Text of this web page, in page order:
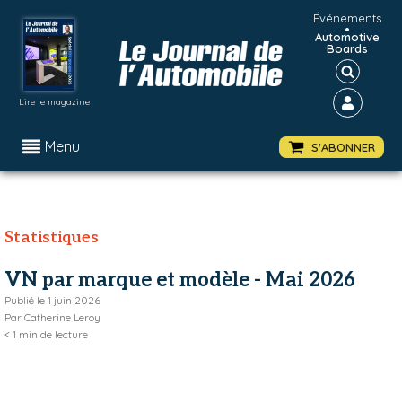
Lire le magazine
Événements
•
Automotive
Boards
Menu S'ABONNER
Statistiques
VN par marque et modèle - Mai 2026
Publié le 1 juin 2026
Par Catherine Leroy
< 1 min de lecture